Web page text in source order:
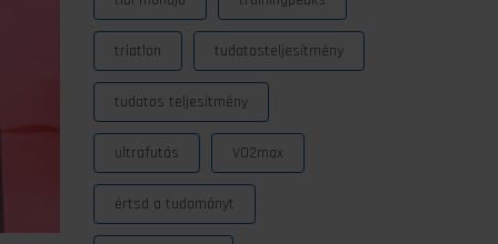
triatlon tudatosteljesítmény
tudatos teljesítmény
ultrafutás VO2max
értsd a tudományt